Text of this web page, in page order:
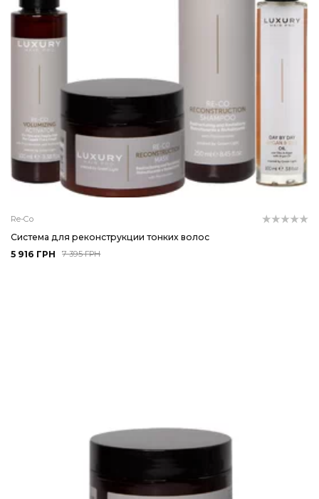
Re-Co
Система для реконструкции тонких волос
5 916 ГРН
7 395 ГРН